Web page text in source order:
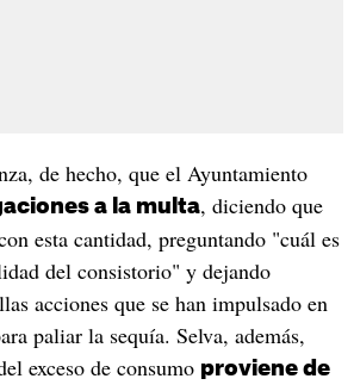
de hecho, que el Ayuntamiento
a la multa, diciendo que
esta cantidad, preguntando "cuál es
del consistorio" y dejando
acciones que se han impulsado en
paliar la sequía. Selva, además,
exceso de consumo proviene de